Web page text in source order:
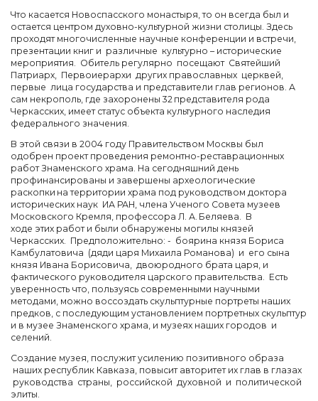
Что касается Новоспасского монастыря, то он всегда был и
остается центром духовно-культурной жизни столицы. Здесь
проходят многочисленные научные конференции и встречи,
презентации книг и различные культурно – исторические
мероприятия. Обитель регулярно посещают Святейший
Патриарх, Первоиерархи других православных церквей,
первые лица государства и представители глав регионов. А
сам некрополь, где захоронены 32 представителя рода
Черкасских, имеет статус объекта культурного наследия
федерального значения.
В этой связи в 2004 году Правительством Москвы был
одобрен проект проведения ремонтно-реставрационных
работ Знаменского храма. На сегодняшний день
профинансированы и завершены археологические
раскопки на территории храма под руководством доктора
исторических наук ИА РАН, члена Ученого Совета музеев
Московского Кремля, профессора Л. А. Беляева. В
ходе этих работ и были обнаружены могилы князей
Черкасских. Предположительно: - боярина князя Бориса
Камбулатовича (дяди царя Михаила Романова) и его сына
князя Ивана Борисовича, двоюродного брата царя, и
фактического руководителя царского правительства. Есть
уверенность что, пользуясь современными научными
методами, можно воссоздать скульптурные портреты наших
предков, с последующим установлением портретных скульптур
и в музее Знаменского храма, и музеях наших городов и
селений.
Создание музея, послужит усилению позитивного образа
наших республик Кавказа, повысит авторитет их глав в глазах
руководства страны, российской духовной и политической
элиты.